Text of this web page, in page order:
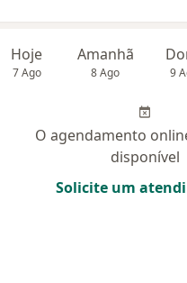
Hoje
7 Ago
Amanhã
8 Ago 9
O agendamento
disponível
Solicite um